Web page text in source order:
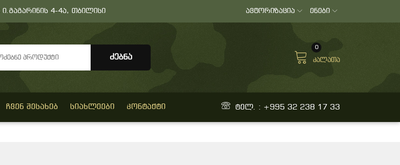
ი.გაგარინის 4-4ა, თბილისი ავტორიზაცია ენები
0
კალათა
ᲩᲕᲔᲜ ᲨᲔᲡᲐᲮᲔᲑ ᲡᲘᲐᲮᲚᲔᲔᲑᲘ ᲙᲝᲜᲢᲐᲥᲢᲘ ტელ. : +995 32 238 17 33